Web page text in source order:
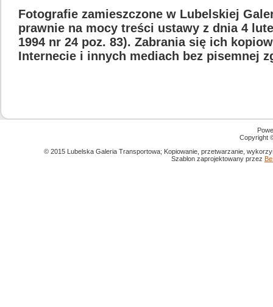
Fotografie zamieszczone w Lubelskiej
prawnie na mocy treści ustawy z dnia 4
1994 nr 24 poz. 83). Zabrania się ich
Internecie i innych mediach bez pisemnej
Copyright
© 2015 Lubelska Galeria Transportowa; Kopiowanie, przetwarzanie,
Szablon zaprojektowany przez